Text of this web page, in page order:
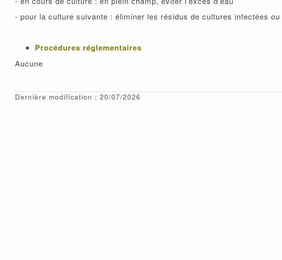
- pour la culture suivante : éliminer les résidus de cultures infectées
Procédures réglementaires
Aucune
Dernière modification : 20/07/2026